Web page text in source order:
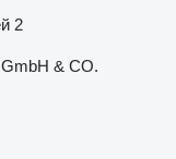
2
& CO.